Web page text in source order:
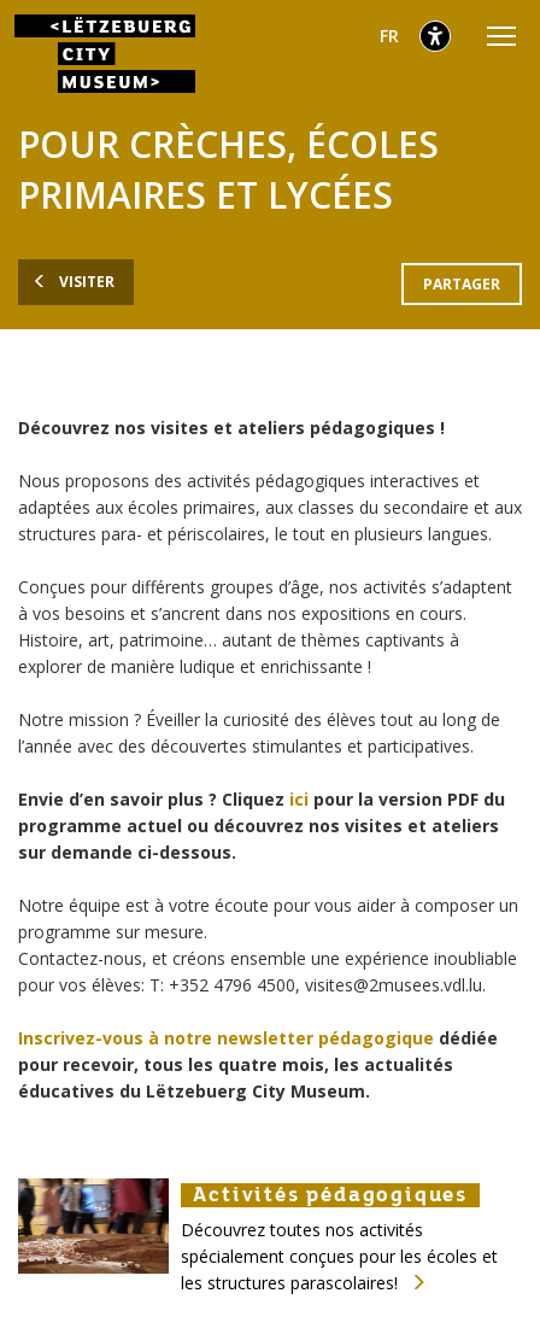
Aller
menu
Aller
contenu
Aller
page
sélectionnés
Français
FR
VISITER
POUR CRÈCHES, ÉCOLES
PRIMAIRES ET LYCÉES
PARTAGER
Découvrez nos visites et ateliers pédagogiques !
Nous proposons des activités pédagogiques interactives et
adaptées aux écoles primaires, aux classes du secondaire et aux
structures para- et périscolaires, le tout en plusieurs langues.
Conçues pour différents groupes d’âge, nos activités s’adaptent
à vos besoins et s’ancrent dans nos expositions en cours.
Histoire, art, patrimoine… autant de thèmes captivants à
explorer de manière ludique et enrichissante !
Notre mission ? Éveiller la curiosité des élèves tout au long de
l’année avec des découvertes stimulantes et participatives.
Envie d’en savoir plus ? Cliquez ici pour la version PDF du
programme actuel ou découvrez nos visites et ateliers
sur demande ci-dessous.
Notre équipe est à votre écoute pour vous aider à composer un
programme sur mesure.
Contactez-nous, et créons ensemble une expérience inoubliable
pour vos élèves: T: +352 4796 4500, visites@2musees.vdl.lu.
Inscrivez-vous à notre newsletter pédagogique dédiée
pour recevoir, tous les quatre mois, les actualités
éducatives du Lëtzebuerg City Museum.
Activités pédagogiques
Activités pédagogiques
Activités pédagogiques
Découvrez toutes nos activités
spécialement conçues pour les écoles et
les structures parascolaires!